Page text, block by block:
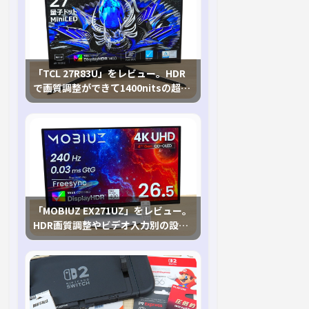
「TCL 27R83U」をレビュー。HDR
で画質調整ができて1400nitsの超高
輝度も発揮！
「MOBIUZ EX271UZ」をレビュー。
HDR画質調整やビデオ入力別の設定
が可能な4K有機ELゲーミングモニタ
を徹底検証